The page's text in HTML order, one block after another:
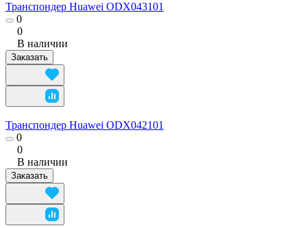
Транспондер Huawei ODX043101
0
0
В наличии
Заказать
Транспондер Huawei ODX042101
0
0
В наличии
Заказать